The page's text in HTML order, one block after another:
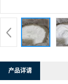
产品详请